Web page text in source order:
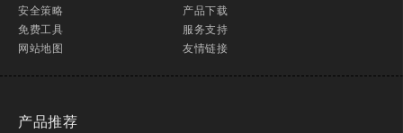
安全策略
免费工具
网站地图
产品下载
服务支持
友情链接
产品推荐